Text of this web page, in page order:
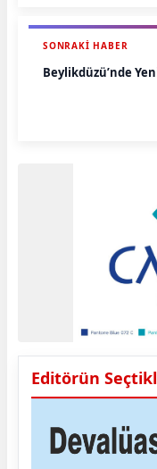
SONRAKI HABER
Beylikdüzü’nde
Editörün